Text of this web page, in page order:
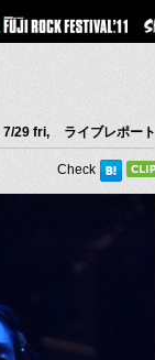
7/29 fri, ライブレポート
Check